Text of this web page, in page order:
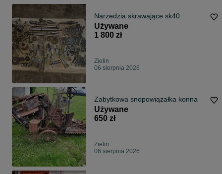
Narzedzia skrawające sk40
Używane
1 800 zł
Zielin
06 sierpnia 2026
Zabytkowa snopowiązałka konna
Używane
650 zł
Zielin
06 sierpnia 2026